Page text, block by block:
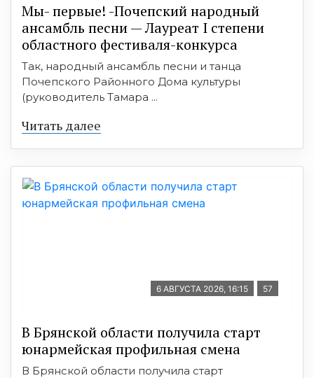
Мы- первые! -Почепский народный
ансамбль песни — Лауреат I степени
областного фестиваля-конкурса
Так, народный ансамбль песни и танца
Почепского Районного Дома культуры
(руководитель Тамара ...
Читать далее
6 АВГУСТА 2026, 16:15 57
В Брянской области получила старт
юнармейская профильная смена
В Брянской области получила старт